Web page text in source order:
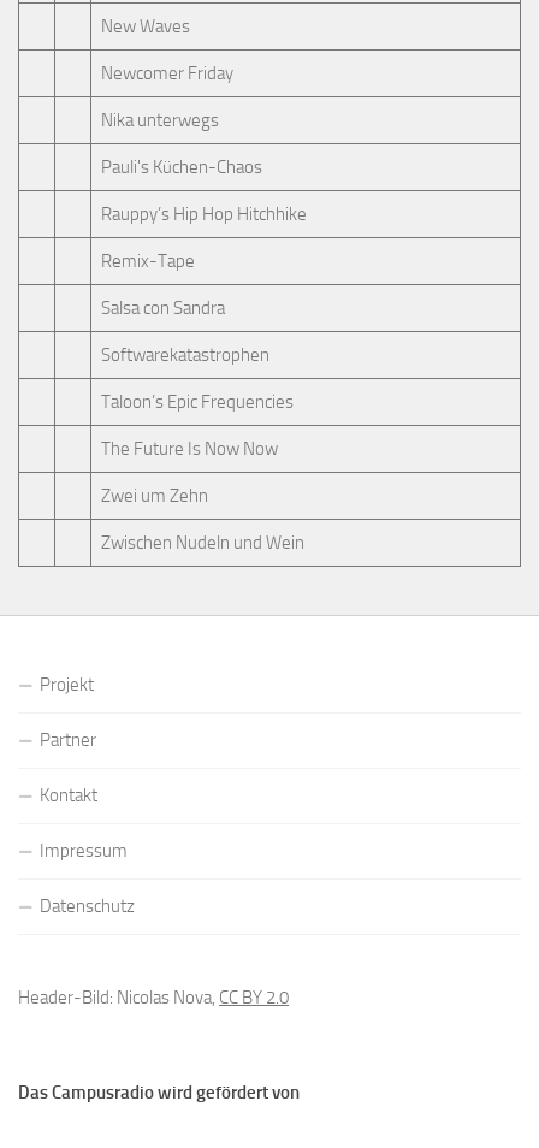
New Waves
Newcomer Friday
Nika unterwegs
Pauli's Küchen-Chaos
Rauppy’s Hip Hop Hitchhike
Remix-Tape
Salsa con Sandra
Softwarekatastrophen
Taloon’s Epic Frequencies
The Future Is Now Now
Zwei um Zehn
Zwischen Nudeln und Wein
Projekt
Partner
Kontakt
Impressum
Datenschutz
Header-Bild: Nicolas Nova, CC BY 2.0
Das Campusradio wird gefördert von